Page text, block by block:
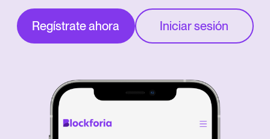
Regístrate ahora Iniciar sesión